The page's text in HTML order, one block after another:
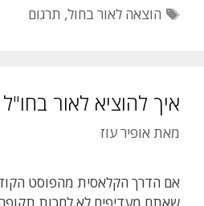
תגיות
הוצאה לאור בחול, תרגום
איך להוציא לאור בחו"ל –
מאת אופיר עוז
אם הדרך הקלאסית מהפוסט